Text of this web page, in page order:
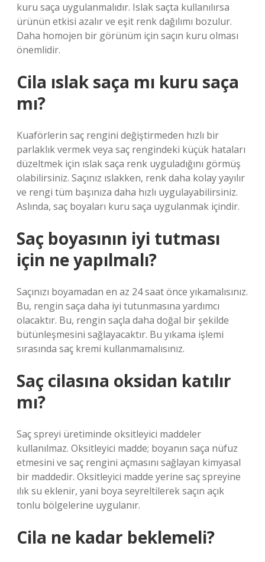
kuru saça uygulanmalıdır. Islak saçta kullanılırsa
ürünün etkisi azalır ve eşit renk dağılımı bozulur.
Daha homojen bir görünüm için saçın kuru olması
önemlidir.
Cila ıslak saça mı kuru saça
mı?
Kuaförlerin saç rengini değiştirmeden hızlı bir
parlaklık vermek veya saç rengindeki küçük hataları
düzeltmek için ıslak saça renk uyguladığını görmüş
olabilirsiniz. Saçınız ıslakken, renk daha kolay yayılır
ve rengi tüm başınıza daha hızlı uygulayabilirsiniz.
Aslında, saç boyaları kuru saça uygulanmak içindir.
Saç boyasının iyi tutması
için ne yapılmalı?
Saçınızı boyamadan en az 24 saat önce yıkamalısınız.
Bu, rengin saça daha iyi tutunmasına yardımcı
olacaktır. Bu, rengin saçla daha doğal bir şekilde
bütünleşmesini sağlayacaktır. Bu yıkama işlemi
sırasında saç kremi kullanmamalısınız.
Saç cilasına oksidan katılır
mı?
Saç spreyi üretiminde oksitleyici maddeler
kullanılmaz. Oksitleyici madde; boyanın saça nüfuz
etmesini ve saç rengini açmasını sağlayan kimyasal
bir maddedir. Oksitleyici madde yerine saç spreyine
ılık su eklenir, yani boya seyreltilerek saçın açık
tonlu bölgelerine uygulanır.
Cila ne kadar beklemeli?